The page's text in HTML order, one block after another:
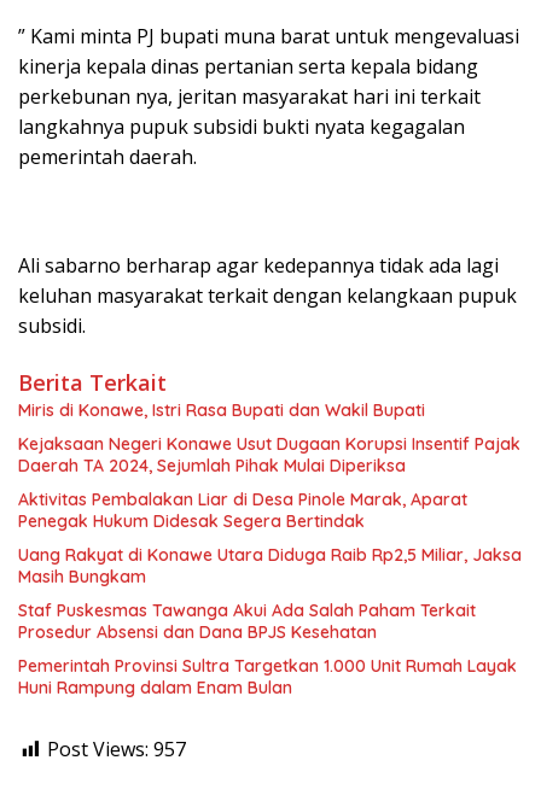
” Kami minta PJ bupati muna barat untuk mengevaluasi
kinerja kepala dinas pertanian serta kepala bidang
perkebunan nya, jeritan masyarakat hari ini terkait
langkahnya pupuk subsidi bukti nyata kegagalan
pemerintah daerah.
Ali sabarno berharap agar kedepannya tidak ada lagi
keluhan masyarakat terkait dengan kelangkaan pupuk
subsidi.
Berita Terkait
Miris di Konawe, Istri Rasa Bupati dan Wakil Bupati
Kejaksaan Negeri Konawe Usut Dugaan Korupsi Insentif Pajak
Daerah TA 2024, Sejumlah Pihak Mulai Diperiksa
Aktivitas Pembalakan Liar di Desa Pinole Marak, Aparat
Penegak Hukum Didesak Segera Bertindak
Uang Rakyat di Konawe Utara Diduga Raib Rp2,5 Miliar, Jaksa
Masih Bungkam
Staf Puskesmas Tawanga Akui Ada Salah Paham Terkait
Prosedur Absensi dan Dana BPJS Kesehatan
Pemerintah Provinsi Sultra Targetkan 1.000 Unit Rumah Layak
Huni Rampung dalam Enam Bulan
Post Views: 957